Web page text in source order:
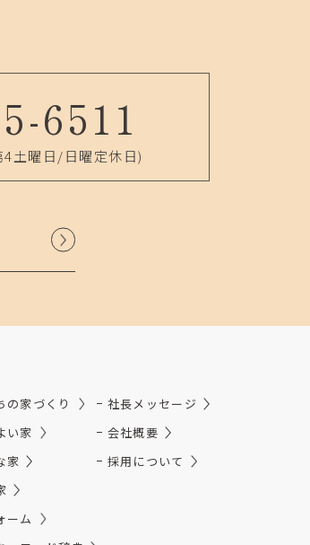
6511
4土曜日/日曜定休日)
の家づくり
い家
家
ーム
社長メッセージ
会社概要
採用について